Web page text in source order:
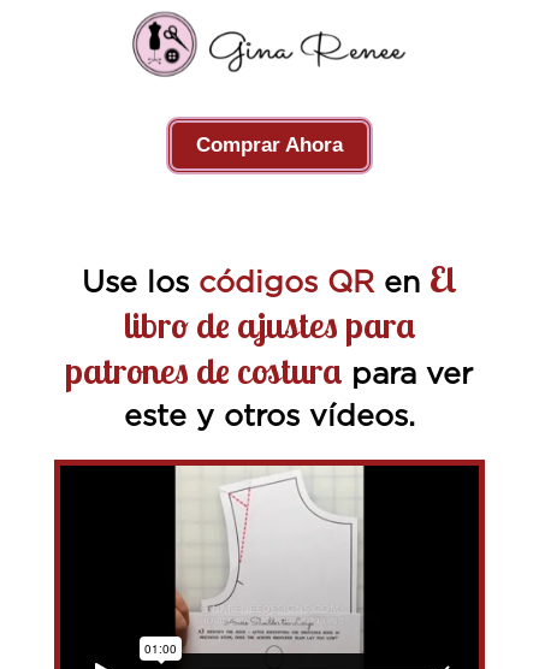
Comprar Ahora
Use los códigos QRen El
libro de ajustes para
patrones de costura para ver
este y otros vídeos.